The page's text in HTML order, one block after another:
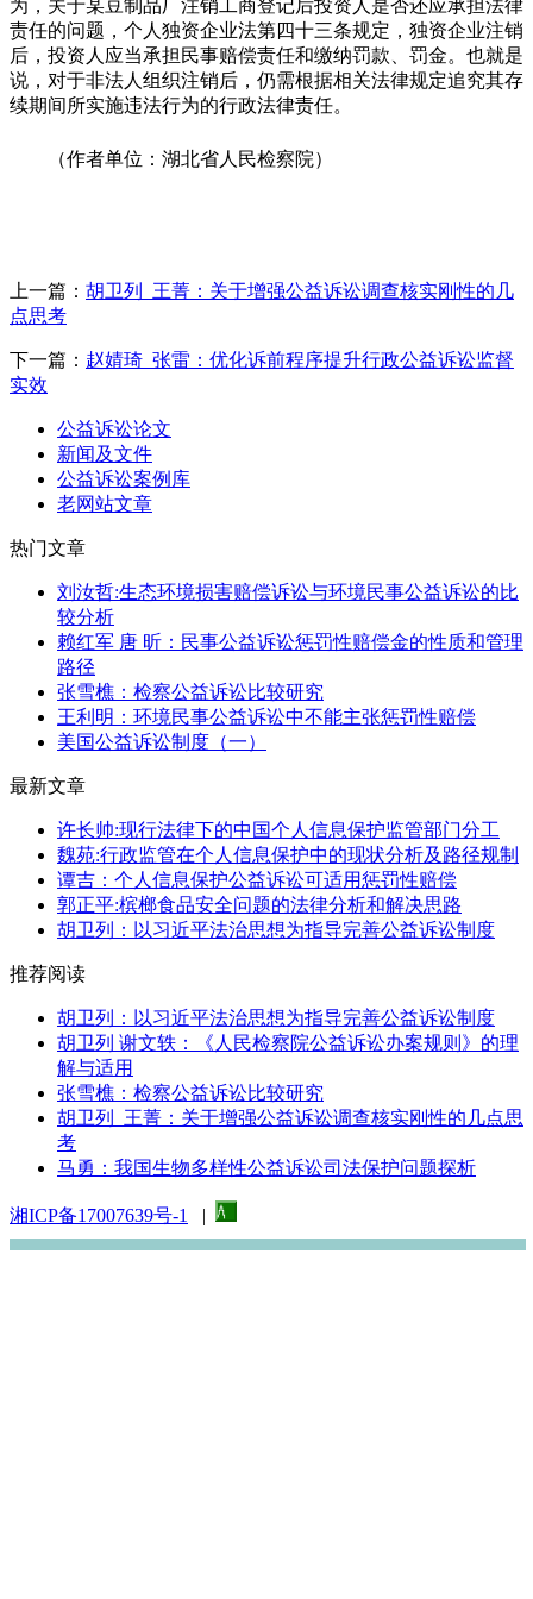
为，关于某豆制品厂注销工商登记后投资人是否还应承担法律
责任的问题，个人独资企业法第四十三条规定，独资企业注销
后，投资人应当承担民事赔偿责任和缴纳罚款、罚金。也就是
说，对于非法人组织注销后，仍需根据相关法律规定追究其存
续期间所实施违法行为的行政法律责任。
（作者单位：湖北省人民检察院）
上一篇： 胡卫列 王菁：关于增强公益诉讼调查核实刚性的几
点思考
下一篇： 赵婧琦 张雷：优化诉前程序提升行政公益诉讼监督
实效
公益诉讼论文
新闻及文件
公益诉讼案例库
老网站文章
热门文章
刘汝哲:生态环境损害赔偿诉讼与环境民事公益诉讼的比
较分析
赖红军 唐 昕：民事公益诉讼惩罚性赔偿金的性质和管理
路径
张雪樵：检察公益诉讼比较研究
王利明：环境民事公益诉讼中不能主张惩罚性赔偿
美国公益诉讼制度（一）
最新文章
许长帅:现行法律下的中国个人信息保护监管部门分工
魏苑:行政监管在个人信息保护中的现状分析及路径规制
谭吉：个人信息保护公益诉讼可适用惩罚性赔偿
郭正平:槟榔食品安全问题的法律分析和解决思路
胡卫列：以习近平法治思想为指导完善公益诉讼制度
推荐阅读
胡卫列：以习近平法治思想为指导完善公益诉讼制度
胡卫列 谢文轶：《人民检察院公益诉讼办案规则》的理
解与适用
张雪樵：检察公益诉讼比较研究
胡卫列 王菁：关于增强公益诉讼调查核实刚性的几点思
考
马勇：我国生物多样性公益诉讼司法保护问题探析
湘ICP备17007639号-1 |